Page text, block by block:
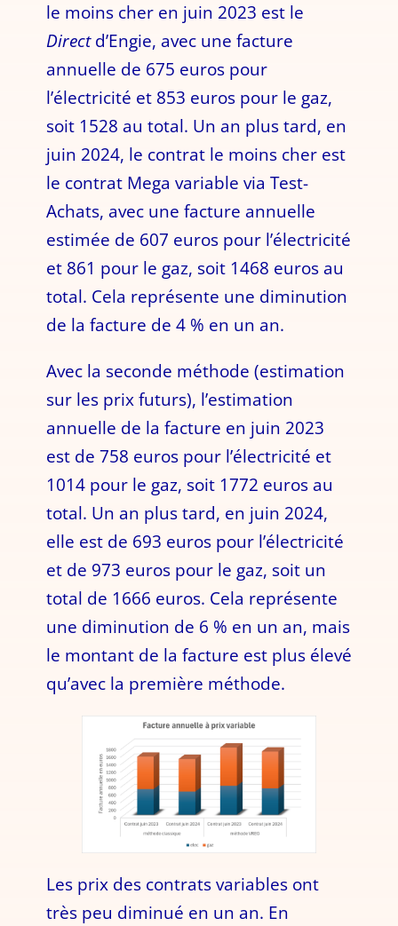
le moins cher en juin 2023 est le
Directd’Engie, avec une facture
annuelle de 675 euros pour
l’électricité et 853 euros pour le gaz,
soit 1528 au total. Un an plus tard, en
juin 2024, le contrat le moins cher est
le contrat Mega variable via Test-
Achats, avec une facture annuelle
estimée de 607 euros pour l’électricité
et 861 pour le gaz, soit 1468 euros au
total. Cela représente une diminution
de la facture de 4 % en un an.
Avec la seconde méthode (estimation
sur les prix futurs), l’estimation
annuelle de la facture en juin 2023
est de 758 euros pour l’électricité et
1014 pour le gaz, soit 1772 euros au
total. Un an plus tard, en juin 2024,
elle est de 693 euros pour l’électricité
et de 973 euros pour le gaz, soit un
total de 1666 euros. Cela représente
une diminution de 6 % en un an, mais
le montant de la facture est plus élevé
qu’avec la première méthode.
Les prix des contrats variables ont
très peu diminué en un an. En